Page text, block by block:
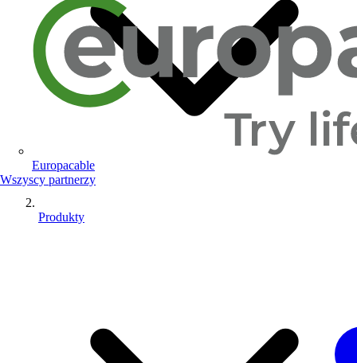
Europacable
Wszyscy partnerzy
Produkty